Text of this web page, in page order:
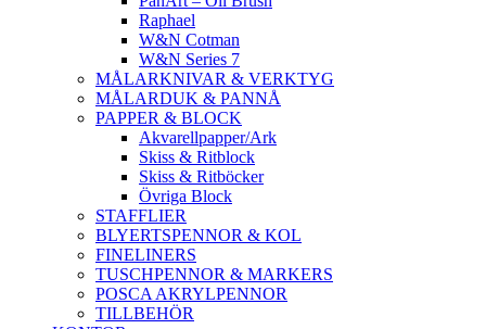
Raphael
W&N Cotman
W&N Series 7
MÅLARKNIVAR & VERKTYG
MÅLARDUK & PANNÅ
PAPPER & BLOCK
Akvarellpapper/Ark
Skiss & Ritblock
Skiss & Ritböcker
Övriga Block
STAFFLIER
BLYERTSPENNOR & KOL
FINELINERS
TUSCHPENNOR & MARKERS
POSCA AKRYLPENNOR
TILLBEHÖR